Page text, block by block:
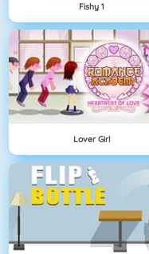
Fishy 1
Lover Girl